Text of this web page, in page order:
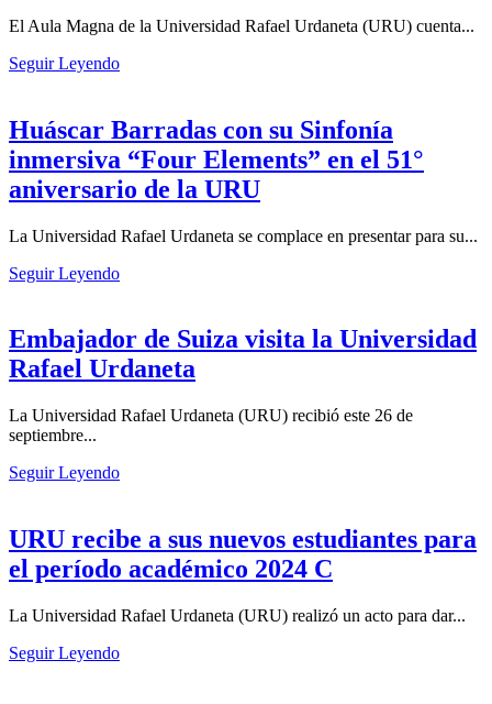
El Aula Magna de la Universidad Rafael Urdaneta (URU) cuenta...
Seguir Leyendo
Huáscar Barradas con su Sinfonía
inmersiva “Four Elements” en el 51°
aniversario de la URU
La Universidad Rafael Urdaneta se complace en presentar para su...
Seguir Leyendo
Embajador de Suiza visita la Universidad
Rafael Urdaneta
La Universidad Rafael Urdaneta (URU) recibió este 26 de
septiembre...
Seguir Leyendo
URU recibe a sus nuevos estudiantes para
el período académico 2024 C⁣
La Universidad Rafael Urdaneta (URU) realizó un acto para dar...
Seguir Leyendo